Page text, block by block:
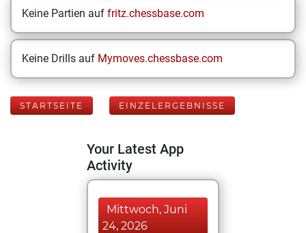
Keine Partien auf fritz.chessbase.com
Keine Drills auf Mymoves.chessbase.com
STARTSEITE EINZELERGEBNISSE
Your Latest App
Activity
Mittwoch, Juni
24, 2026